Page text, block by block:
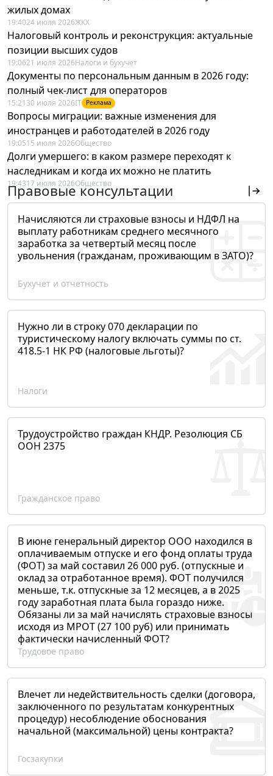
жилых домах
19:4024 июля 2026ЖКХ
Налоговый контроль и реконструкция: актуальные
позиции высших судов
19:0621 июля 2026Налоги и бухучет
Документы по персональным данным в 2026 году:
полный чек-лист для операторов
15:21 30 июля 2026IT Реклама
Вопросы миграции: важные изменения для
иностранцев и работодателей в 2026 году
19:0515 июля 2026Общество
Долги умершего: в каком размере переходят к
наследникам и когда их можно не платить
19:4317 июля 2026Общество
Правовые консультации
Начисляются ли страховые взносы и НДФЛ на
выплату работникам среднего месячного
заработка за четвертый месяц после
увольнения (гражданам, проживающим в ЗАТО)?
Бухучет и отчетность
Нужно ли в строку 070 декларации по
туристическому налогу включать суммы по ст.
418.5-1 НК РФ (налоговые льготы)?
Налоги
Трудоустройство граждан КНДР. Резолюция СБ
ООН 2375
Гражданское право
В июне генеральный директор ООО находился в
оплачиваемым отпуске и его фонд оплаты труда
(ФОТ) за май составил 26 000 руб. (отпускные и
оклад за отработанное время). ФОТ получился
меньше, т.к. отпускные за 12 месяцев, а в 2025
году заработная плата была гораздо ниже.
Обязаны ли за май начислять страховые взносы
исходя из МРОТ (27 100 руб) или принимать
фактически начисленный ФОТ?
Трудовое право
Влечет ли недействительность сделки (договора,
заключенного по результатам конкурентных
процедур) несоблюдение обоснования
начальной (максимальной) цены контракта?
Госзакупки